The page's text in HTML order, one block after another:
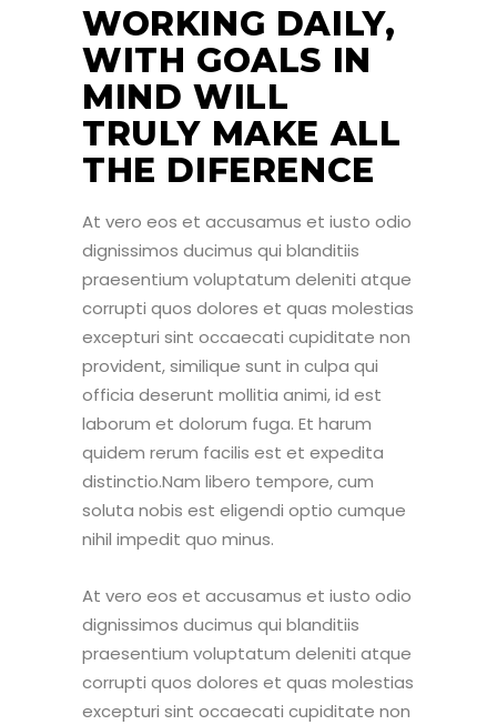
WORKING DAILY,
WITH GOALS IN
MIND WILL
TRULY MAKE ALL
THE DIFERENCE
At vero eos et accusamus et iusto odio
dignissimos ducimus qui blanditiis
praesentium voluptatum deleniti atque
corrupti quos dolores et quas molestias
excepturi sint occaecati cupiditate non
provident, similique sunt in culpa qui
officia deserunt mollitia animi, id est
laborum et dolorum fuga. Et harum
quidem rerum facilis est et expedita
distinctio.Nam libero tempore, cum
soluta nobis est eligendi optio cumque
nihil impedit quo minus.
At vero eos et accusamus et iusto odio
dignissimos ducimus qui blanditiis
praesentium voluptatum deleniti atque
corrupti quos dolores et quas molestias
excepturi sint occaecati cupiditate non